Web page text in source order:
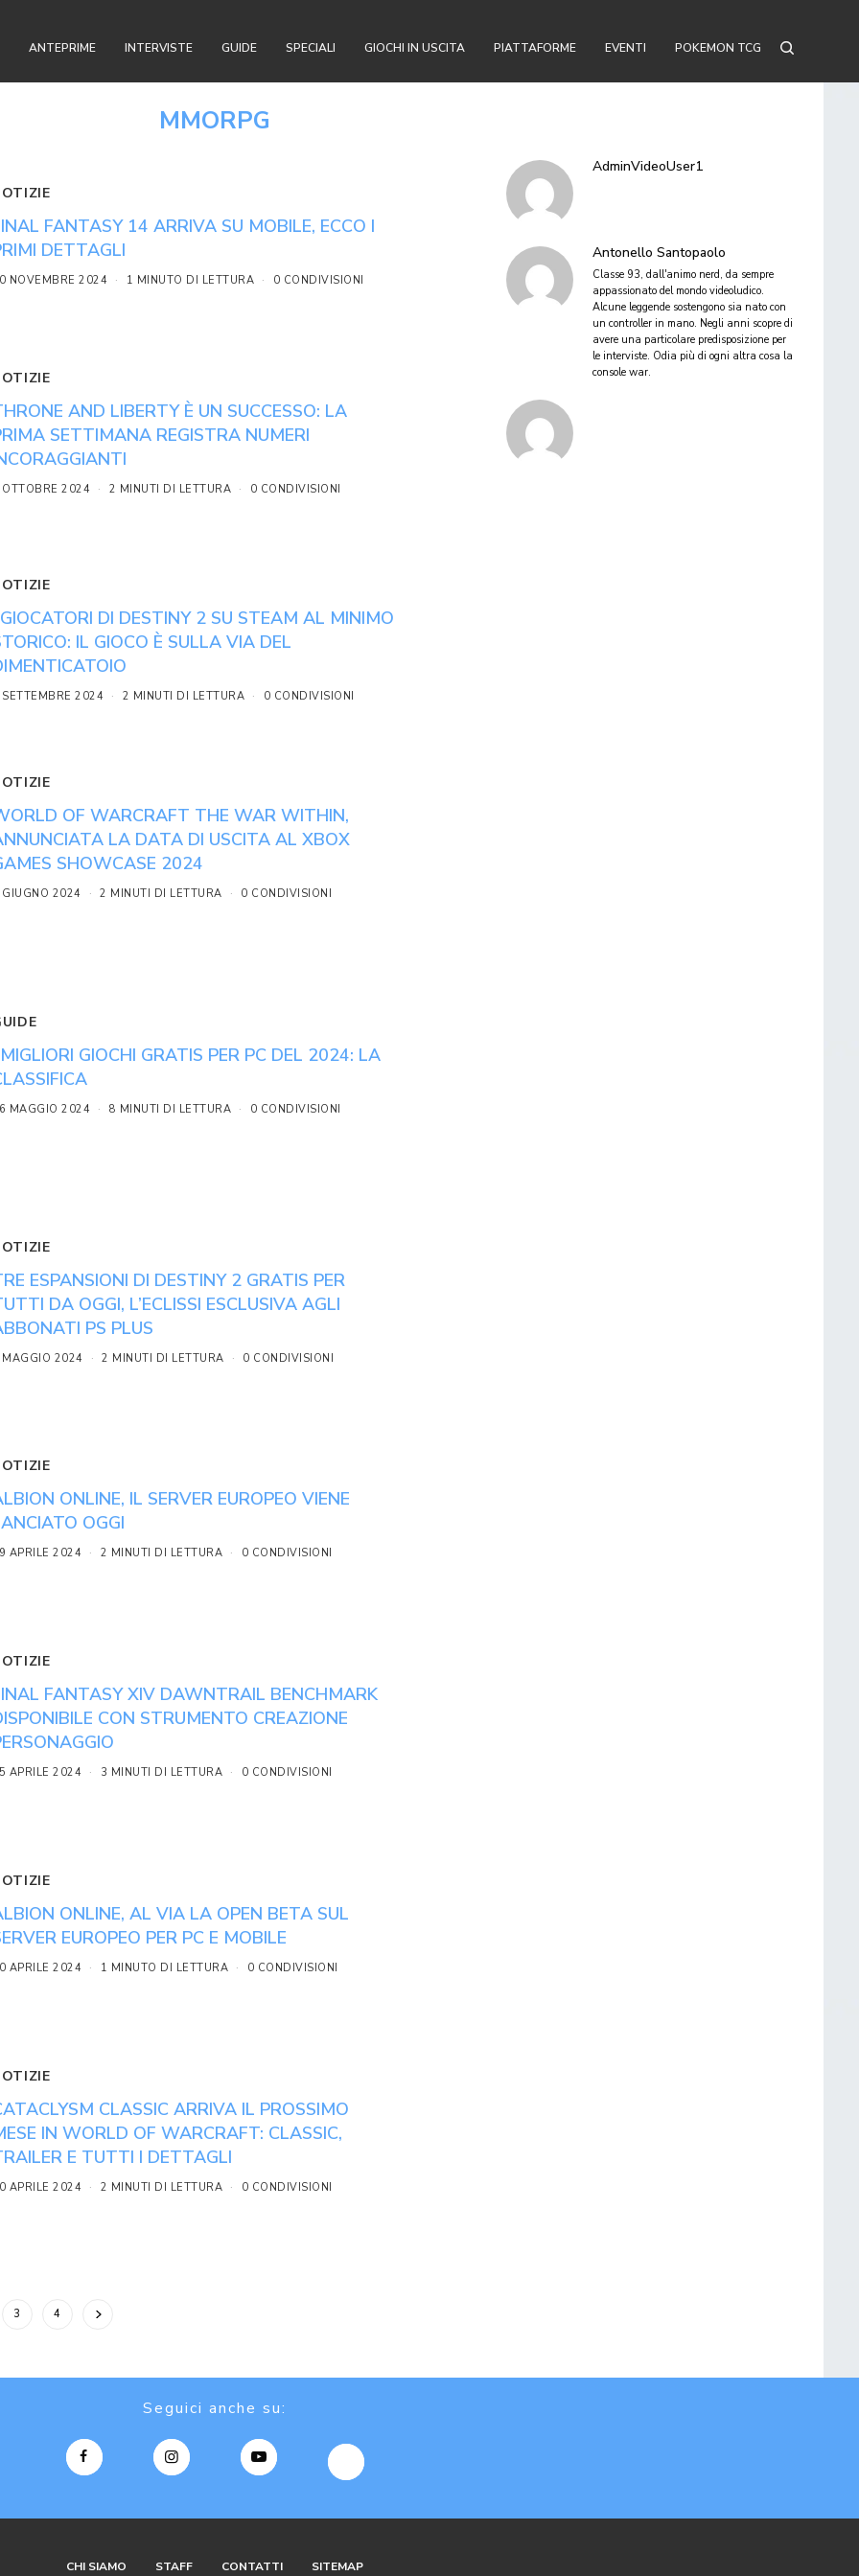
ANTEPRIME INTERVISTE GUIDE SPECIALI GIOCHI IN USCITA PIATTAFORME EVENTI POKEMON TCG
MMORPG
FANTASY 14 ARRIVA SU MOBILE, ECCO I
DETTAGLI
NOVEMBRE 2024 1 MINUTO DI LETTURA 0 CONDIVISIONI
AND LIBERTY È UN SUCCESSO: LA
SETTIMANA REGISTRA NUMERI
2024 2 MINUTI DI LETTURA 0 CONDIVISIONI
DI DESTINY 2 SU STEAM AL MINIMO
IL GIOCO È SULLA VIA DEL
2024 2 MINUTI DI LETTURA 0 CONDIVISIONI
OF WARCRAFT THE WAR WITHIN,
LA DATA DI USCITA AL XBOX
SHOWCASE 2024
2024 2 MINUTI DI LETTURA 0 CONDIVISIONI
GIOCHI GRATIS PER PC DEL 2024: LA
MAGGIO 2024 8 MINUTI DI LETTURA 0 CONDIVISIONI
ESPANSIONI DI DESTINY 2 GRATIS PER
DA OGGI, L’ECLISSI ESCLUSIVA AGLI
PS PLUS
2024 2 MINUTI DI LETTURA 0 CONDIVISIONI
ONLINE, IL SERVER EUROPEO VIENE
OGGI
APRILE 2024 2 MINUTI DI LETTURA 0 CONDIVISIONI
FANTASY XIV DAWNTRAIL BENCHMARK
CON STRUMENTO CREAZIONE
APRILE 2024 3 MINUTI DI LETTURA 0 CONDIVISIONI
ONLINE, AL VIA LA OPEN BETA SUL
EUROPEO PER PC E MOBILE
APRILE 2024 1 MINUTO DI LETTURA 0 CONDIVISIONI
CLASSIC ARRIVA IL PROSSIMO
IN WORLD OF WARCRAFT: CLASSIC,
E TUTTI I DETTAGLI
APRILE 2024 2 MINUTI DI LETTURA 0 CONDIVISIONI
3 4
AdminVideoUser1
Antonello Santopaolo
Classe 93, dall'animo nerd, da sempre
appassionato del mondo videoludico.
Alcune leggende sostengono sia nato con
un controller in mano. Negli anni scopre di
avere una particolare predisposizione per
le interviste. Odia più di ogni altra cosa la
console war.
Seguici anche su:
CHI SIAMO STAFF CONTATTI SITEMAP